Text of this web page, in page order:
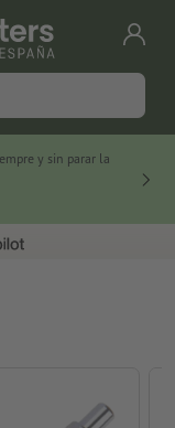
y sin parar la